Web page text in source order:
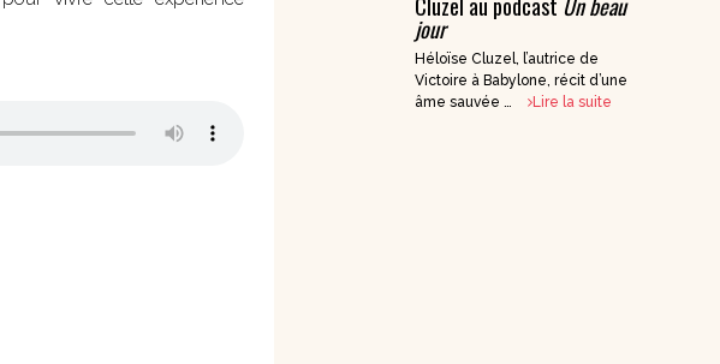
CD Témoignages
jour
Héloïse Cluzel, l’autrice de
Victoire à Babylone, récit d’une
âme sauvée …
Lire la suite